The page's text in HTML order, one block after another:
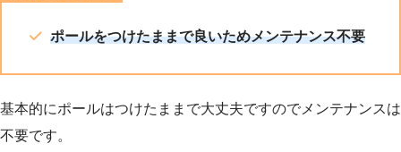
ポールをつけたままで良いためメンテナンス不要
基本的にポールはつけたままで大丈夫ですのでメンテナンスは
不要です。